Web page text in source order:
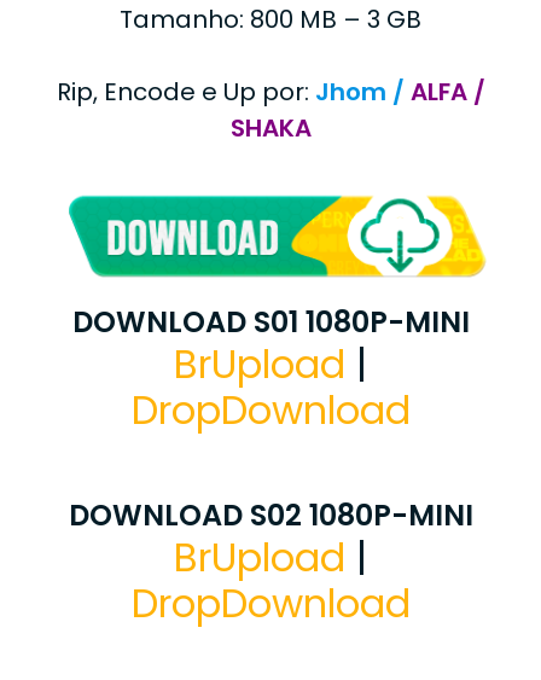
Tamanho: 800 MB – 3 GB
Rip, Encode e Up por: Jhom / ALFA /
SHAKA
DOWNLOAD S01 1080P-MINI
BrUpload |
DropDownload
DOWNLOAD S02 1080P-MINI
BrUpload |
DropDownload